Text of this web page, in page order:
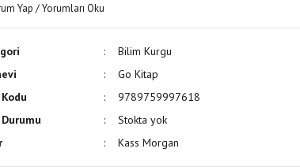
Yap / Yorumları Oku
Bilim Kurgu
Go Kitap
9789759997618
Stokta yok
Kass Morgan